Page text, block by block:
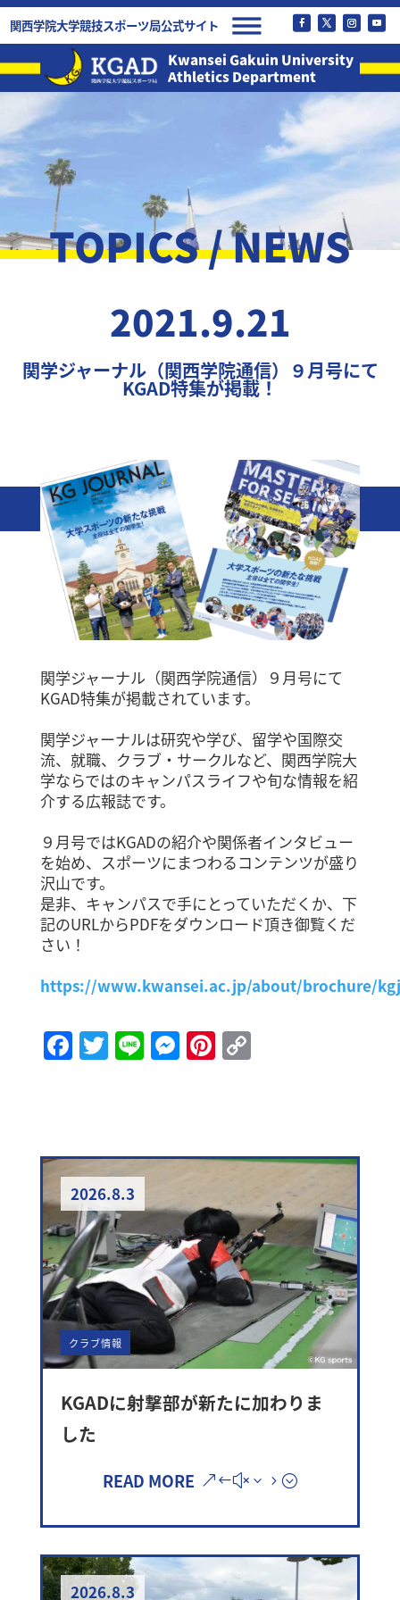
関西学院大学競技スポーツ局公式サイト
Kwansei Gakuin University
Athletics Department
TOPICS / NEWS
2021.9.21
関学ジャーナル（関西学院通信）９月号にて
KGAD特集が掲載！
関学ジャーナル（関西学院通信）９月号にて
KGAD特集が掲載されています。
関学ジャーナルは研究や学び、留学や国際交
流、就職、クラブ・サークルなど、関西学院大
学ならではのキャンパスライフや旬な情報を紹
介する広報誌です。
９月号ではKGADの紹介や関係者インタビュー
を始め、スポーツにまつわるコンテンツが盛り
沢山です。
是非、キャンパスで手にとっていただくか、下
記のURLからPDFをダウンロード頂き御覧くだ
さい！
https://www.kwansei.ac.jp/about/brochure/kgj
Facebook
Twitter
LineMessenger
Pinterest
Copy
2026.8.3
クラブ情報
KGADに射撃部が新たに加わりま
した
READ MORE
2026.8.3